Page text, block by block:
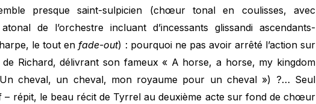
presque saint-sulpicien (chœur tonal en coulisses, avec
de l’orchestre incluant d’incessants glissandi ascendants-
le tout enfade-out) : pourquoi ne pas avoir arrêté l’action sur
Richard, délivrant son fameux « A horse, a horse, my kingdom
cheval, un cheval, mon royaume pour un cheval ») ?… Seul
– répit, le beau récit de Tyrrel au deuxième acte sur fond de chœur